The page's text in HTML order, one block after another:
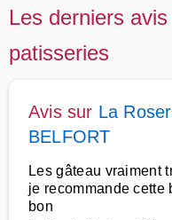
Les derniers
patisseries
Avis sur La
BELFORT
Les gâteau vraiment
je recommande cette
bon